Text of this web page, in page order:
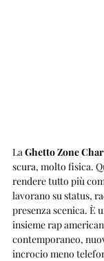
La Ghetto Zone
scura, molto fisica.
rendere tutto più
lavorano su status,
presenza scenica. È
insieme rap
contemporaneo,
incrocio meno